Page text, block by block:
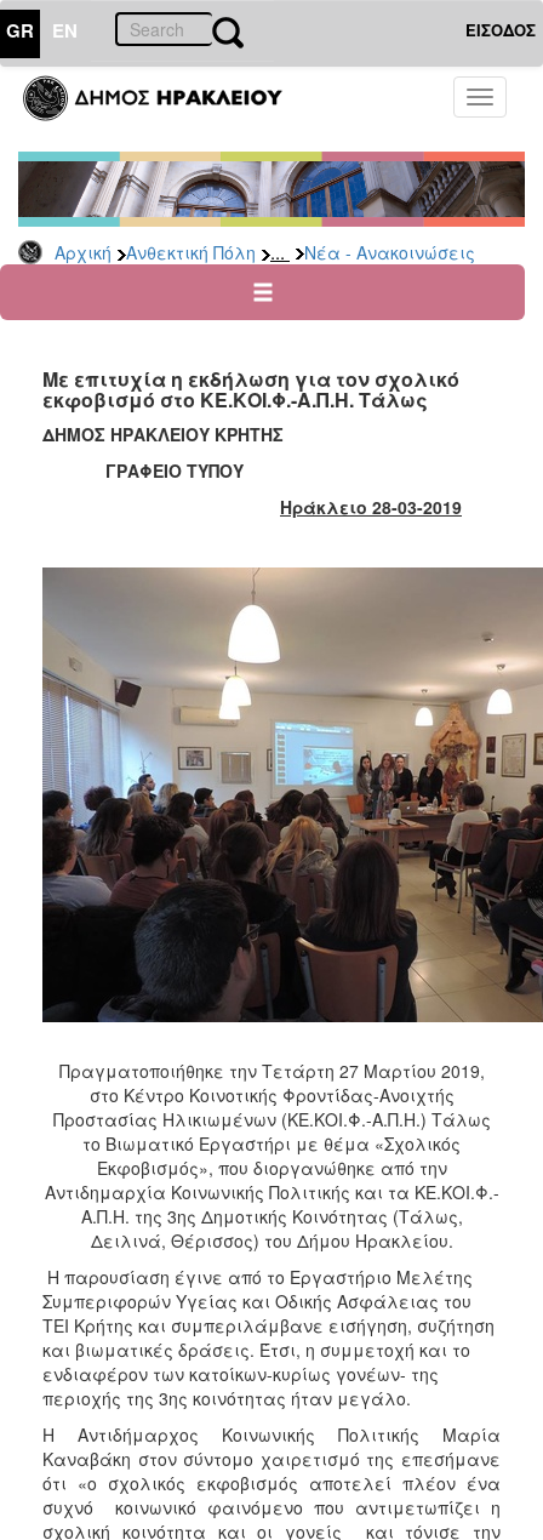
GR EN ΕΙΣΟΔΟΣ
Toggle
Αρχική Ανθεκτική Πόλη ... Νέα - Ανακοινώσεις
ΑΝΘΕΚΤΙΚΗ
ΠΟΛΗ
Κοινωνική
Πολιτική
Νέα
Ανακοινώσεις
για
Οικονομική
Αδυναμία
Φυσικές
Δημιουργικής
Απασχόλησης
Παιδιών
(Κ.Δ.Α.Π.)
Κέντρα
Ημερήσιας
Φροντίδας
Ηλικιωμένων
(Κ.Η.Φ.Η.)
Κ.Δ.Α.Π.Α.μεΑ.
Αδειοδότηση
Έλεγχος
Βρεφονηπιακών
Δημοτικό
Ιατρείο
Ξενώνας
Φιλοξενίας
Γυναικών
Κέντρο
Κοινότητας
Κοινωνικό
Φαρμακείο
Κοινωνικό
Παντοπωλείο
Ισότητα
των
Φύλων
Υγεία
Αυτόματοι
Με επιτυχία η εκδήλωση για τον σχολικό
εκφοβισμό στο ΚΕ.ΚΟΙ.Φ.-Α.Π.Η. Τάλως
ΔΗΜΟΣ ΗΡΑΚΛΕΙΟΥ ΚΡΗΤΗΣ
ΓΡΑΦΕΙΟ ΤΥΠΟΥ
Ηράκλειο 28-03-2019
Πραγματοποιήθηκε την Τετάρτη 27 Μαρτίου 2019,
στο Κέντρο Κοινοτικής Φροντίδας-Ανοιχτής
Προστασίας Ηλικιωμένων (ΚΕ.ΚΟΙ.Φ.-Α.Π.Η.) Τάλως
το Βιωματικό Εργαστήρι με θέμα «Σχολικός
Εκφοβισμός», που διοργανώθηκε από την
Αντιδημαρχία Κοινωνικής Πολιτικής και τα ΚΕ.ΚΟΙ.Φ.-
Α.Π.Η. της 3ης Δημοτικής Κοινότητας (Τάλως,
Δειλινά, Θέρισσος) του Δήμου Ηρακλείου.
Η παρουσίαση έγινε από το Εργαστήριο Μελέτης
Συμπεριφορών Υγείας και Οδικής Ασφάλειας του
ΤΕΙ Κρήτης και συμπεριλάμβανε εισήγηση, συζήτηση
και βιωματικές δράσεις. Έτσι, η συμμετοχή και το
ενδιαφέρον των κατοίκων-κυρίως γονέων- της
περιοχής της 3ης κοινότητας ήταν μεγάλο.
Η Αντιδήμαρχος Κοινωνικής Πολιτικής Μαρία
Καναβάκη στον σύντομο χαιρετισμό της επεσήμανε
ότι «ο σχολικός εκφοβισμός αποτελεί πλέον ένα
συχνό κοινωνικό φαινόμενο που αντιμετωπίζει η
σχολική κοινότητα και οι γονείς και τόνισε την